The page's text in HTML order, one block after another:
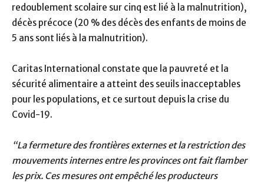
redoublement scolaire sur cinq est lié à la malnutrition),
décès précoce (20 % des décès des enfants de moins de
5 ans sont liés à la malnutrition).
Caritas International constate que la pauvreté et la
sécurité alimentaire a atteint des seuils inacceptables
pour les populations, et ce surtout depuis la crise du
Covid-19.
“La fermeture des frontières externes et la restriction des
mouvements internes entre les provinces ont fait flamber
les prix. Ces mesures ont empêché les producteurs